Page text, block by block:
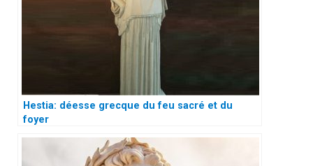
Hestia: déesse grecque du feu sacré et du
foyer